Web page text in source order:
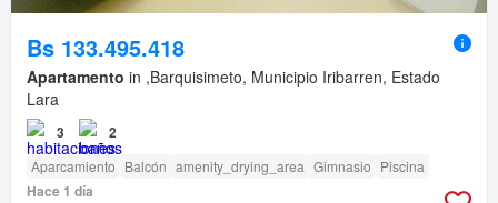
Bs 133.495.418
Apartamento in ,Barquisimeto, Municipio Iribarren, Estado
Lara
3 2
Aparcamiento Balcón amenity_drying_area Gimnasio Piscina
Hace 1 día